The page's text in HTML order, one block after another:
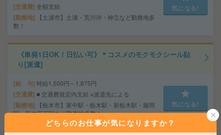
交通費 全額支給
勤務地
【土浦市】土浦・荒川沖・神立など勤務地多
数！
気になる!
《単発1日OK！日払い可》＊コスメのモクモクシール貼
り[派遣]
給 与 時給1,500円～1,875円
交通費 ■ 交通費規定内支給 ※派遣先による
勤務地
【栃木市】家中駅・栃木駅・新栃木駅・藤岡
駅・新大平下駅など勤務地多数！
気になる!
どちらのお仕事が気になりますか？